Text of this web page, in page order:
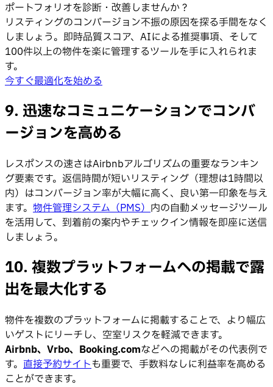
ポートフォリオを診断・改善しませんか？
リスティングのコンバージョン不振の原因を探る手間をなく
しましょう。即時品質スコア、AIによる推奨事項、そして
100件以上の物件を楽に管理するツールを手に入れられま
す。
今すぐ最適化を始める
9. 迅速なコミュニケーションでコンバ
ージョンを高める
レスポンスの速さはAirbnbアルゴリズムの重要なランキン
グ要素です。返信時間が短いリスティング（理想は1時間以
内）はコンバージョン率が大幅に高く、良い第一印象を与え
ます。 物件管理システム（PMS）内の自動メッセージツール
を活用して、到着前の案内やチェックイン情報を即座に送信
しましょう。
10. 複数プラットフォームへの掲載で露
出を最大化する
物件を複数のプラットフォームに掲載することで、より幅広
いゲストにリーチし、空室リスクを軽減できます。
Airbnb、Vrbo、Booking.comなどへの掲載がその代表例で
す。 直接予約サイトも重要で、手数料なしに利益率を高める
ことができます。